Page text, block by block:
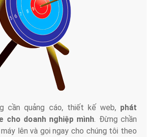
cần quảng cáo, thiết kế web, phát
cho doanh nghiệp mình. Đừng chần
lên và gọi ngay cho chúng tôi theo